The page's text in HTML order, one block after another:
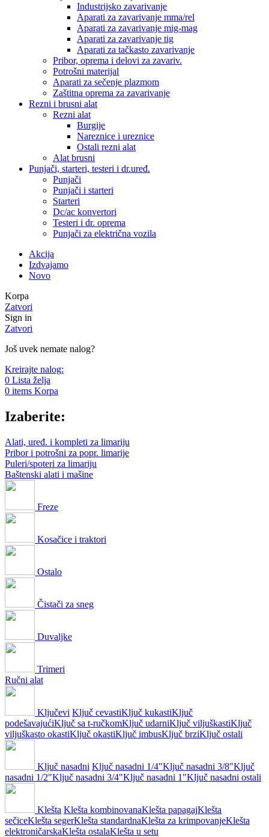
Industrijsko zavarivanje
Aparati za zavarivanje mma/rel
Aparati za zavarivanje mig-mag
Aparati za zavarivanje tig
Aparati za tačkasto zavarivanje
Pribor, oprema i delovi za zavariv.
Potrošni materijal
Aparati za sečenje plazmom
Zaštitna oprema za zavarivanje
Rezni i brusni alat
Rezni alat
Burgije
Nareznice i ureznice
Ostali rezni alat
Alat brusni
Punjači, starteri, testeri i dr.uređ.
Punjači
Punjači i starteri
Starteri
Dc/ac konvertori
Testeri i dr. oprema
Punjači za električna vozila
Akcija
Izdvajamo
Novo
Korpa
Zatvori
Sign in
Zatvori
Još uvek nemate nalog?
Kreirajte nalog:
0 Lista želja
0 items Korpa
Izaberite:
Alati, uređ. i kompleti za limariju
Pribor i potrošni za popr. limarije
Puleri/spoteri za limariju
Baštenski alati i mašine
Freze
Kosačice i traktori
Ostalo
Čistači za sneg
Duvaljke
Trimeri
Ručni alat
Ključevi Ključ cevastiKljuč kukastiKljuč
podešavajućiKljuč sa t-ručkomKljuč udarniKljuč viljuškastiKljuč
viljuškasto okastiKljuč okastiKljuč imbusKljuč brziKljuč ostali
Ključ nasadni Ključ nasadni 1/4"Ključ nasadni 3/8"Ključ
nasadni 1/2"Ključ nasadni 3/4"Ključ nasadni 1"Ključ nasadni ostali
Klešta Klešta kombinovanaKlešta papagajKlešta
sečiceKlešta segerKlešta standardnaKlešta za krimpovanjeKlešta
elektroničarskaKlešta ostalaKlešta u setu